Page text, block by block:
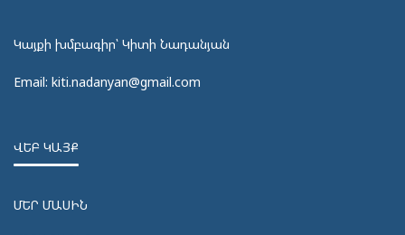
Կայքի խմբագիր՝ Կիտի Նադանյան
Email: kiti.nadanyan@gmail.com
ՎԵԲ ԿԱՅՔ
ՄԵՐ ՄԱՍԻՆ